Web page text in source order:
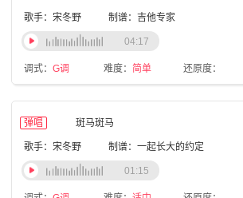
歌手：宋冬野 制谱：吉他专家
调式： G调 难度： 简单 还原度：
04:17
弹唱 斑马斑马
歌手：宋冬野 制谱：一起长大的约定
01:15